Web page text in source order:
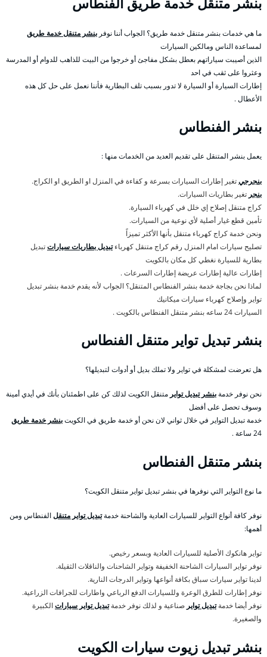
ما هي خدمات بنشر متنقل خدمة طريق؟ الجواب أننا نوفر بنشر متنقل خدمة طريق
لمساعدة الناس ومالكين السيارات
الذين أصيبت سياراتهم بعطل بشكل مفاجئ أو خرجوا من البيت للذاهب للدوام أو المدرسة
وعثروا على ثقب في احد
إطارات السيارة أو السيارة لا تدور بسبب تلف البطارية فأننا نعمل على حل كل هذه
الأعطال .
بنشر الفنطاس
يعمل بنشر المتنقل على تقديم العديد من الخدمات منها :
بنجرجيتغير إطارات السيارات بسرعة و كفاءة في المنزل او الطريق او الكراج.
بنجر تغير بطاريات السيارات.
كراج متنقل إصلاح إي خلل في كهرباء السيارة.
تأمين قطع غيار أصلية لأي نوعية من السيارات.
ونحن خدمة كراج كهرباء متنقل بأنها الأكثر تميزاً
تصليح سيارات امام المنزل رقم كراج متنقل كهرباءتبديل بطاريات سياراتتبديل
بطارية للسيارة نغطي كل مكان بالكويت
إطارات عالية إطارات عريضة إطارات السرعات .
لماذا نحن بجاجة خدمة بنشر الفنطاس المتنقل؟ الجواب لأنه يقدم خدمة بنشر تبديل
تواير وإصلاح كهرباء سيارات ميكانيك
السيارات 24 ساعه بنشر متنقل الفنطاس بالكويت .
بنشر تبديل تواير متنقل الفنطاس
هل تعرضت لمشكلة في تواير ولا تملك بديل أو أدوات لتبديلها؟
نحن نوفر خدمةبنشر تبديل تواير متنقل الكويت لذلك كن على اطمئنان بأنك في أيدي أمينة
وسوف تحصل على أفضل
خدمة تبديل التواير في خلال ثواني لان نحن أو خدمة طريق في الكويتبنشر خدمة طريق
24 ساعة .
بنشر متنقل الفنطاس
ما نوع التواير التي نوفرها في بنشر تبديل تواير متنقل الكويت؟
نوفر كافة أنواع التواير للسيارات العادية والشاحنة خدمةتبديل تواير متنقلالفنطاس ومن
أهمها:
تواير هانكوك الأصلية للسيارات العادية وبسعر رخيص.
نوفر تواير السيارات الشاحنة الخفيفة وتواير الشاحنات والناقلات الثقيلة.
لدينا تواير سيارات سباق بكافة أنواعها وتواير الدرجات النارية.
نوفر إطارات للطرق الوعرة وللسيارات الدفع الرباعي واطارات للجرافات الزراعية.
نوفر أيضا خدمةتبديل تواير صناعية و لذلك نوفر خدمةتبديل تواير سياراتالكبيرة
والصغيرة.
بنشر تبديل زيوت سيارات الكويت